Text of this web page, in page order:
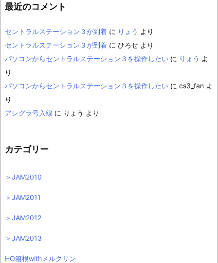
最近のコメント
セントラルステーション３が到着 に りょう より
セントラルステーション３が到着 に ひろせ より
パソコンからセントラルステーション３を操作したい に りょう よ
り
パソコンからセントラルステーション３を操作したい に cs3_fan よ
り
アレグラ号入線 に りょう より
カテゴリー
＞JAM2010
＞JAM2011
＞JAM2012
＞JAM2013
HO箱根withメルクリン